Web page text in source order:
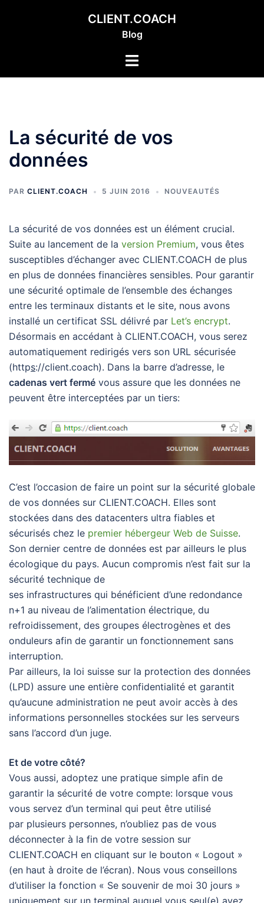
CLIENT.COACH
Blog
Ouvrir/fermer
La sécurité de vos
données
PAR CLIENT.COACH 5 JUIN 2016 NOUVEAUTÉS
La sécurité de vos données est un élément crucial.
Suite au lancement de la version Premium, vous êtes
susceptibles d’échanger avec CLIENT.COACH de plus
en plus de données financières sensibles. Pour garantir
une sécurité optimale de l’ensemble des échanges
entre les terminaux distants et le site, nous avons
installé un certificat SSL délivré par Let’s encrypt.
Désormais en accédant à CLIENT.COACH, vous serez
automatiquement redirigés vers son URL sécurisée
(https://client.coach). Dans la barre d’adresse, le
cadenas vert fermé vous assure que les données ne
peuvent être interceptées par un tiers:
C’est l’occasion de faire un point sur la sécurité globale
de vos données sur CLIENT.COACH. Elles sont
stockées dans des datacenters ultra fiables et
sécurisés chez le premier hébergeur Web de Suisse.
Son dernier centre de données est par ailleurs le plus
écologique du pays. Aucun compromis n’est fait sur la
sécurité technique de
ses infrastructures qui bénéficient d’une redondance
n+1 au niveau de l’alimentation électrique, du
refroidissement, des groupes électrogènes et des
onduleurs afin de garantir un fonctionnement sans
interruption.
Par ailleurs, la loi suisse sur la protection des données
(LPD) assure une entière confidentialité et garantit
qu’aucune administration ne peut avoir accès à des
informations personnelles stockées sur les serveurs
sans l’accord d’un juge.
Et de votre côté?
Vous aussi, adoptez une pratique simple afin de
garantir la sécurité de votre compte: lorsque vous
vous servez d’un terminal qui peut être utilisé
par plusieurs personnes, n’oubliez pas de vous
déconnecter à la fin de votre session sur
CLIENT.COACH en cliquant sur le bouton « Logout »
(en haut à droite de l’écran). Nous vous conseillons
d’utiliser la fonction « Se souvenir de moi 30 jours »